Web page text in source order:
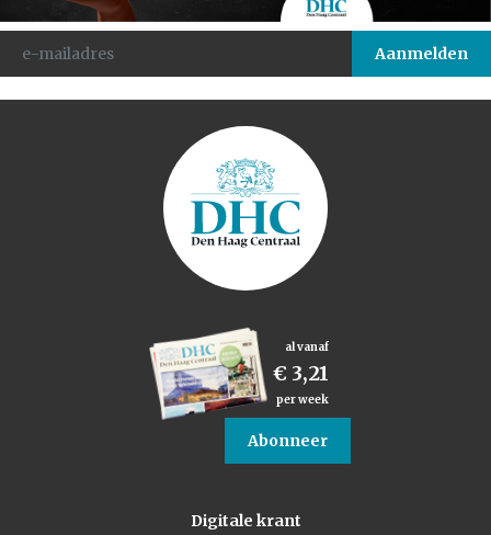
al vanaf
€ 3,21
per week
Abonneer
Digitale krant